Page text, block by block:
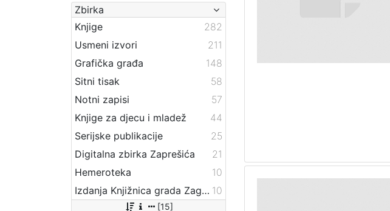
Zbirka
Knjige
282
Usmeni izvori
211
Grafička građa
148
Sitni tisak
58
Notni zapisi
57
Knjige za djecu i mladež
44
Serijske publikacije
25
Digitalna zbirka Zaprešića
21
Hemeroteka
10
Izdanja Knjižnica grada Zagreba - E-knjige 10
[15]